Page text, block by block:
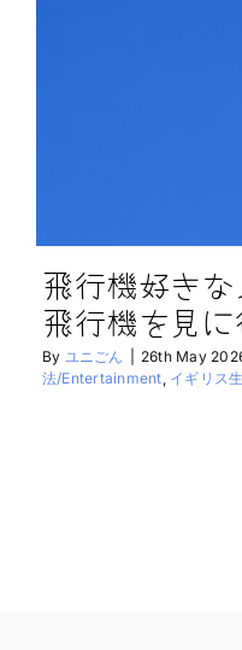
飛行機好き
飛行機を見に
By ユニごん 26th May
法/Entertainment, イギリス